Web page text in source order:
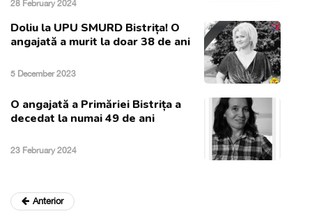
28 February 2024
Doliu la UPU SMURD Bistrița! O
angajată a murit la doar 38 de ani
5 December 2023
O angajată a Primăriei Bistrița a
decedat la numai 49 de ani
23 February 2024
Anterior